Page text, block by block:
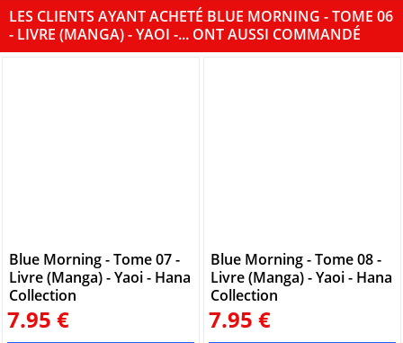
LES CLIENTS AYANT ACHETÉ BLUE MORNING - TOME 06
- LIVRE (MANGA) - YAOI -... ONT AUSSI COMMANDÉ
Blue Morning - Tome 07 -
Livre (Manga) - Yaoi - Hana
Collection
7.95 €
Blue Morning - Tome 08 -
Livre (Manga) - Yaoi - Hana
Collection
7.95 €